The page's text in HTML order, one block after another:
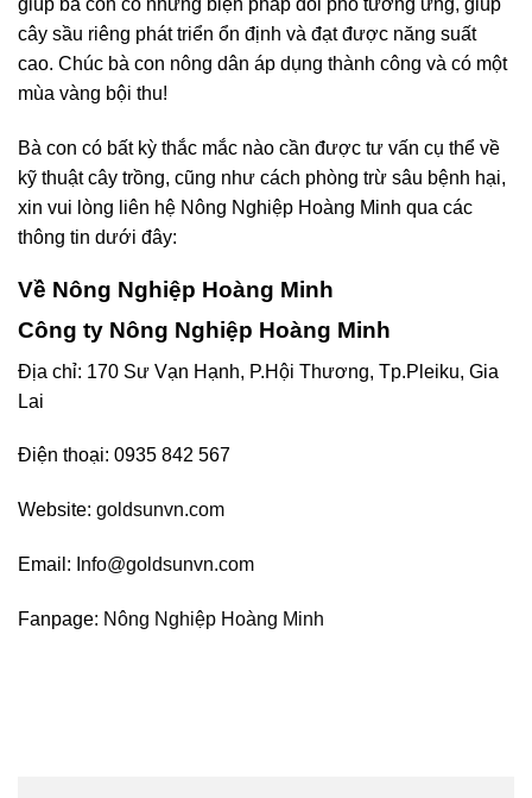
cây sầu riêng phát triển ổn định và đạt được năng suất
cao. Chúc bà con nông dân áp dụng thành công và có một
mùa vàng bội thu!
Bà con có bất kỳ thắc mắc nào cần được tư vấn cụ thể về
kỹ thuật cây trồng, cũng như cách phòng trừ sâu bệnh hại,
xin vui lòng liên hệ Nông Nghiệp Hoàng Minh qua các
thông tin dưới đây:
Về Nông Nghiệp Hoàng Minh
Công ty Nông Nghiệp Hoàng Minh
Địa chỉ: 170 Sư Vạn Hạnh, P.Hội Thương, Tp.Pleiku, Gia
Lai
Điện thoại: 0935 842 567
Website: goldsunvn.com
Email: Info@goldsunvn.com
Fanpage: Nông Nghiệp Hoàng Minh